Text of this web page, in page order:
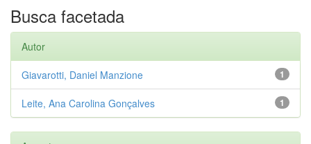
Busca facetada
Autor
1
Giavarotti, Daniel Manzione
1
Leite, Ana Carolina Gonçalves